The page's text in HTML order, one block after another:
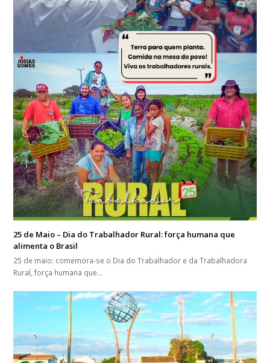
25 de Maio – Dia do Trabalhador Rural: força humana que
alimenta o Brasil
25 de maio: comemora-se o Dia do Trabalhador e da Trabalhadora
Rural, força humana que…